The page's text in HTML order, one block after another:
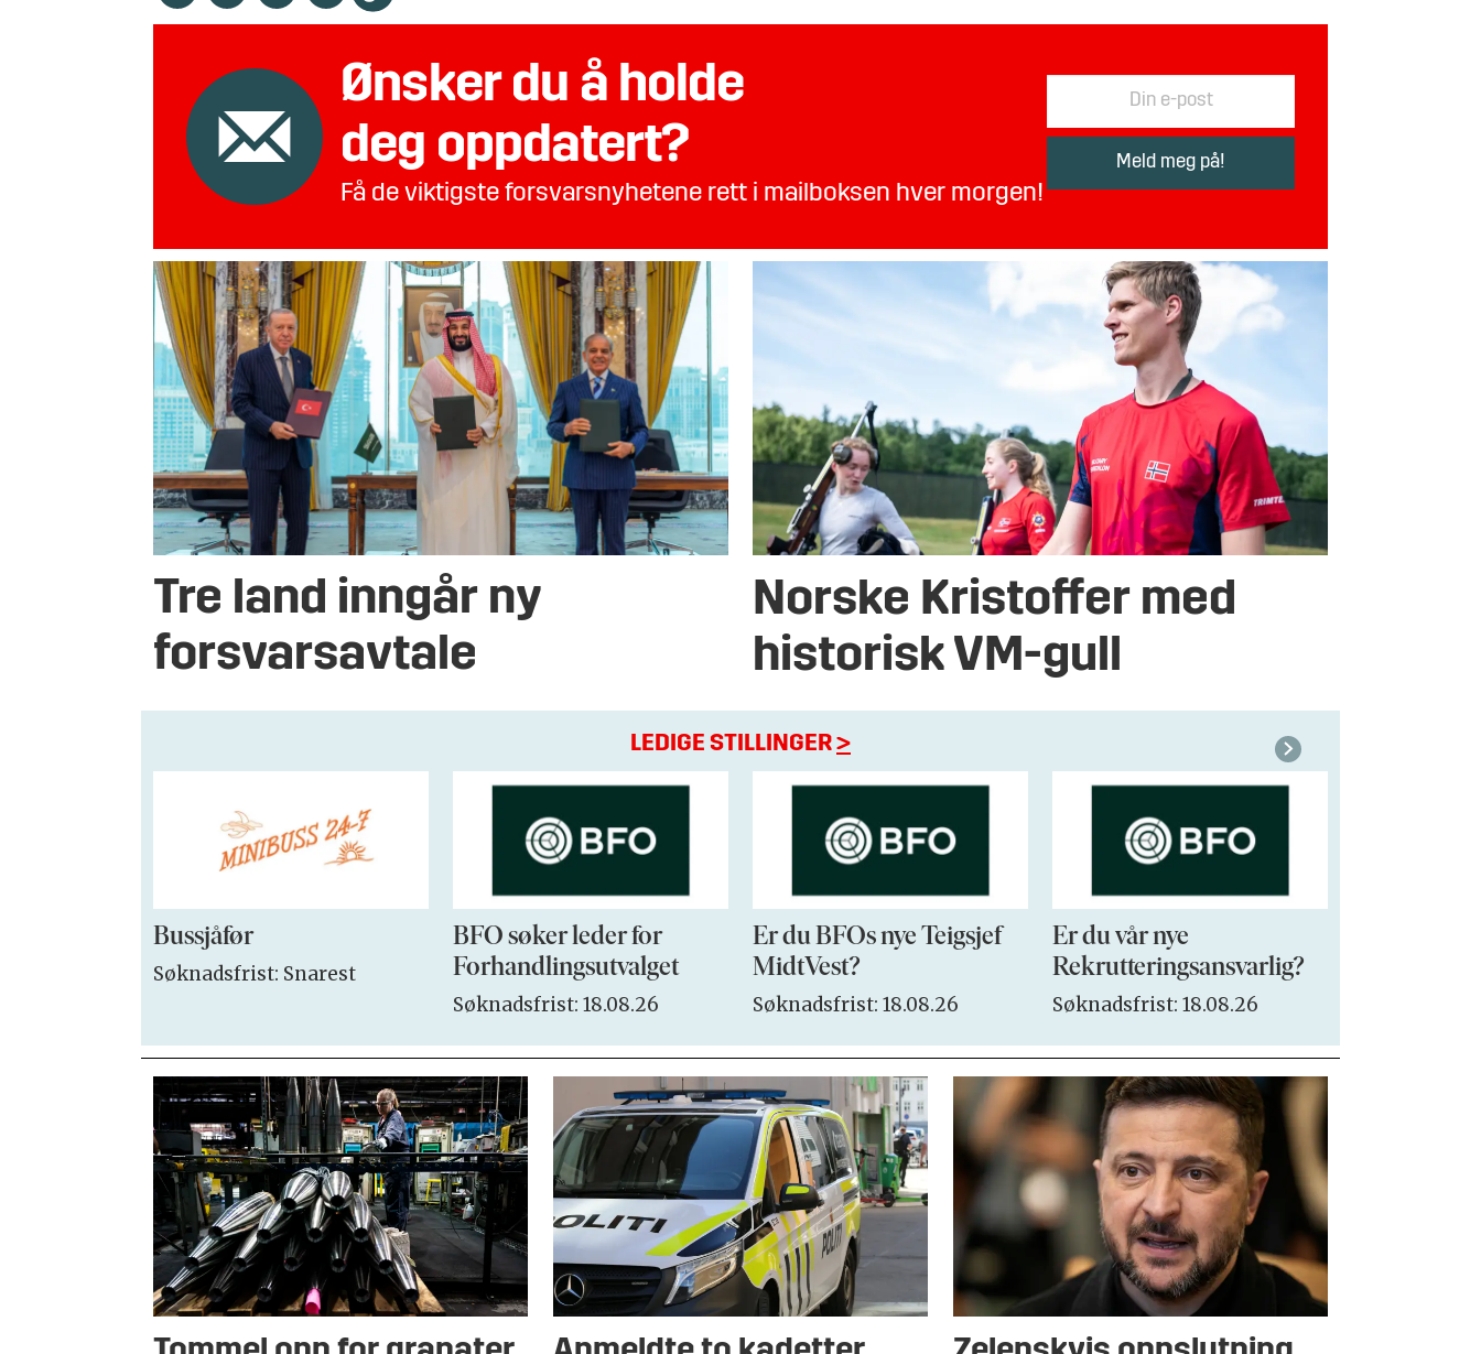
Ønsker du å holde
deg oppdatert?
Få de viktigste forsvarsnyhetene rett i mailboksen hver morgen!
Tre land inngår ny
forsvarsavtale
Norske Kristoffer med
historisk VM-gull
LEDIGE STILLINGER>
Bussjåfør
Søknadsfrist: Snarest
BFO søker leder for
Forhandlingsutvalget
Søknadsfrist: 18.08.26
Er du BFOs nye Teigsjef
MidtVest?
Søknadsfrist: 18.08.26
Er du vår nye
Rekrutteringsansvarlig?
Søknadsfrist: 18.08.26